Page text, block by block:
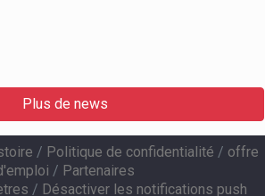
Plus de news
/ Politique de confidentialité / offre
/ Partenaires
/ Désactiver les notifications push